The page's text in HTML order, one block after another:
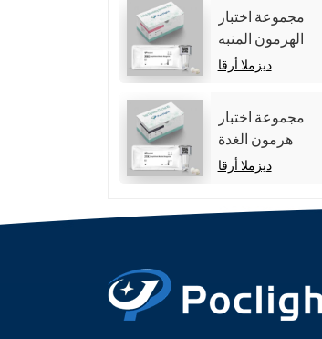
مجموعة اختبار
الهرمون المنبه
للجريب (FSH).ديزملا أرقا
مجموعة اختبار
هرمون الغدة
الدرقية الكلي
ديزملا أرقا